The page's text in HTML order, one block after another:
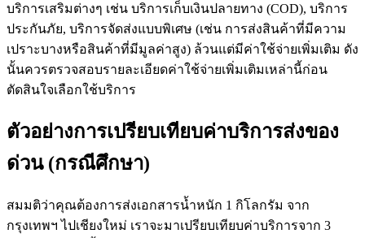
บริการเสริมต่างๆ เช่น บริการเก็บเงินปลายทาง (COD), บริการ
ประกันภัย, บริการจัดส่งแบบพิเศษ (เช่น การส่งสินค้าที่มีความ
เปราะบางหรือสินค้าที่มีมูลค่าสูง) ล้วนแต่มีค่าใช้จ่ายเพิ่มเติม ดัง
นั้นควรตรวจสอบรายละเอียดค่าใช้จ่ายเพิ่มเติมเหล่านี้ก่อน
ตัดสินใจเลือกใช้บริการ
ตัวอย่างการเปรียบเทียบค่าบริการส่งของ
ด่วน (กรณีศึกษา)
สมมติว่าคุณต้องการส่งเอกสารน้ำหนัก 1 กิโลกรัม จาก
กรุงเทพฯ ไปเชียงใหม่ เราจะมาเปรียบเทียบค่าบริการจาก 3